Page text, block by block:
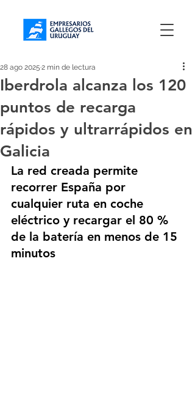
Iberdrola alcanza los 120
puntos de recarga
rápidos y ultrarrápidos en
Galicia
28 ago 2025 2 min de lectura
La red creada permite
recorrer España por
cualquier ruta en coche
eléctrico y recargar el 80 %
de la batería en menos de 15
minutos